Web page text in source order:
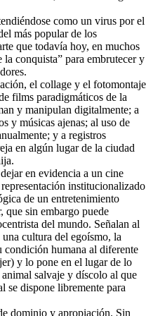
como un virus por el
más popular de los
que todavía hoy, en muchos
conquista” para embrutecer y
el collage y el fotomontaje
films paradigmáticos de la
y manipulan digitalmente; a
y músicas ajenas; al uso de
y a registros
en algún lugar de la ciudad
en evidencia a un cine
institucionalizado
de un entretenimiento
que sin embargo puede
del mundo. Señalan al
cultura del egoísmo, la
humana al diferente
y lo pone en el lugar de lo
salvaje y díscolo al que
se dispone libremente para
dominio y apropiación. Sin